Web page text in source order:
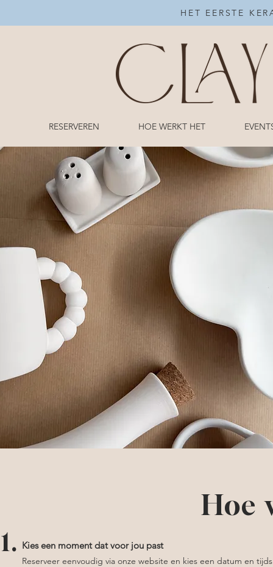
HET EERSTE
RESERVEREN HOE WERKT HET
Hoe
Kies een moment dat voor jou past
Reserveer eenvoudig via onze website en kies een datum en
1.